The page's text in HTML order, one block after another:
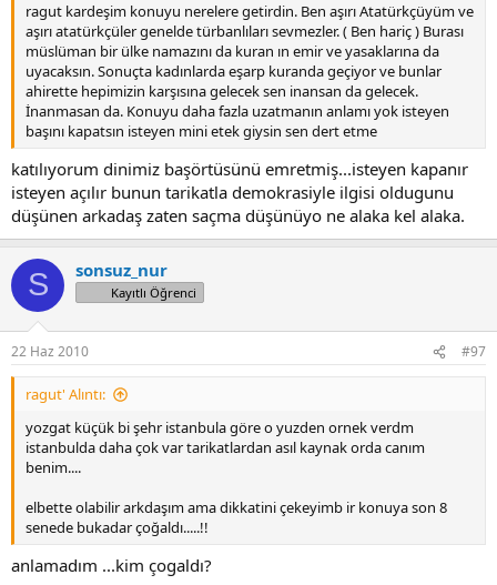
ragut kardeşim konuyu nerelere getirdin. Ben aşırı Atatürkçüyüm ve
aşırı atatürkçüler genelde türbanlıları sevmezler. ( Ben hariç ) Burası
müslüman bir ülke namazını da kuran ın emir ve yasaklarına da
uyacaksın. Sonuçta kadınlarda eşarp kuranda geçiyor ve bunlar
ahirette hepimizin karşısına gelecek sen inansan da gelecek.
İnanmasan da. Konuyu daha fazla uzatmanın anlamı yok isteyen
başını kapatsın isteyen mini etek giysin sen dert etme
katılıyorum dinimiz başörtüsünü emretmiş...isteyen kapanır
isteyen açılır bunun tarikatla demokrasiyle ilgisi oldugunu
düşünen arkadaş zaten saçma düşünüyo ne alaka kel alaka.
S sonsuz_nur
Kayıtlı Öğrenci
22 Haz 2010 #97
ragut' Alıntı:
yozgat küçük bi şehr istanbula göre o yuzden ornek verdm
istanbulda daha çok var tarikatlardan asıl kaynak orda canım
benim....
elbette olabilir arkdaşım ama dikkatini çekeyimb ir konuya son 8
senede bukadar çoğaldı.....!!
anlamadım ...kim çogaldı?